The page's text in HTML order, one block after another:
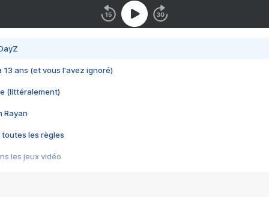
13 ans (et vous l'avez ignoré)
(littéralement)
Rayan
toutes les règles
les jeux vidéo